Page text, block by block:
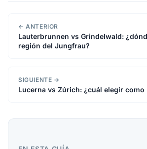
← ANTERIOR
Lauterbrunnen vs Grindelwald:
región del Jungfrau?
SIGUIENTE →
Lucerna vs Zúrich: ¿cuál elegir como